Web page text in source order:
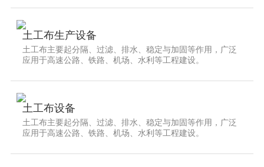
土工布生产设备
土工布主要起分隔、过滤、排水、稳定与加固等作用，广泛
应用于高速公路、铁路、机场、水利等工程建设。
土工布设备
土工布主要起分隔、过滤、排水、稳定与加固等作用，广泛
应用于高速公路、铁路、机场、水利等工程建设。